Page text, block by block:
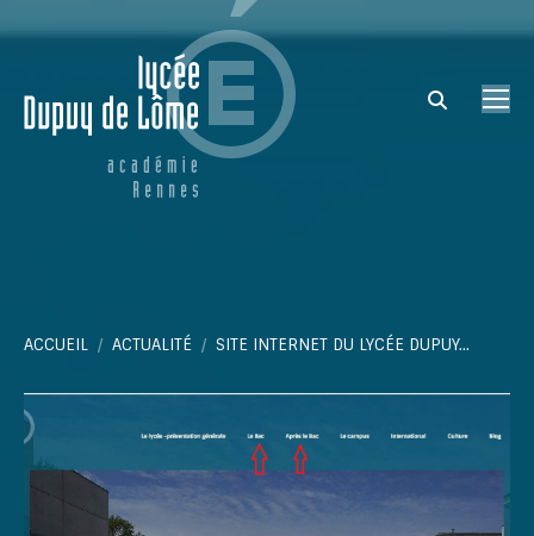
Search:
Vous êtes ici :
ACCUEIL ACTUALITÉ SITE INTERNET DU LYCÉE DUPUY…